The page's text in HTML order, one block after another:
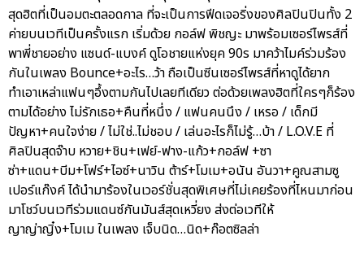
สุดฮิตที่เป็นอมตะตลอดกาล ที่จะเป็นการฟีดเจอริ่งของศิลปินปินทั้ง 2
ค่ายบนเวทีเป็นครั้งแรก เริ่มด้วย กอล์ฟ พิชญะ มาพร้อมเซอร์ไพรส์ที่
พาพี่ชายอย่าง แซนด์-แบงค์ ดูโอชายแห่งยุค 90s มาคว้าไมค์ร่วมร้อง
กันในเพลง Bounce+อะไร…ว้า ถือเป็นซีนเซอร์ไพรส์ที่หาดูได้ยาก
ทำเอาเหล่าแฟนๆอึ้งตามกันไปเลยทีเดียว ต่อด้วยเพลงฮิตที่ใครๆก็ร้อง
ตามได้อย่าง ไม่รักเธอ+คืนที่หนึ่ง / แฟนคนนึง / เหรอ / เด็กมี
ปัญหา+คนใจง่าย / ไม่ใช่..ไม่ชอบ / เล่นอะไรก็ไม่รู้…บ้า / L.O.V.E ที่
ศิลปินสุดจ๊าบ หวาย+ชิน+เฟย์-ฟาง-แก้ว+กอล์ฟ +ซา
ซ่า+แดน+บีม+โฟร์+ไอซ์+นาวิน ต้าร์+โมเม+อนัน อันวา+คูณสามซู
เปอร์แก๊งค์ ได้นำมาร้องในเวอร์ชั่นสุดพิเศษที่ไม่เคยร้องที่ไหนมาก่อน
มาโชว์บนเวทีร่วมแดนซ์กันมันส์สุดเหวี่ยง ส่งต่อเวทีให้
ญาญ่าญิ๋ง+โมเม ในเพลง เจ็บนิด…นิด+ก๊อตซิลล่า